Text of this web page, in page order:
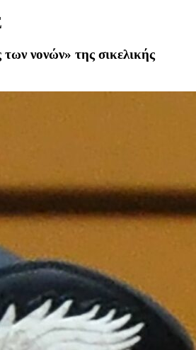
νονών» της σικελικής